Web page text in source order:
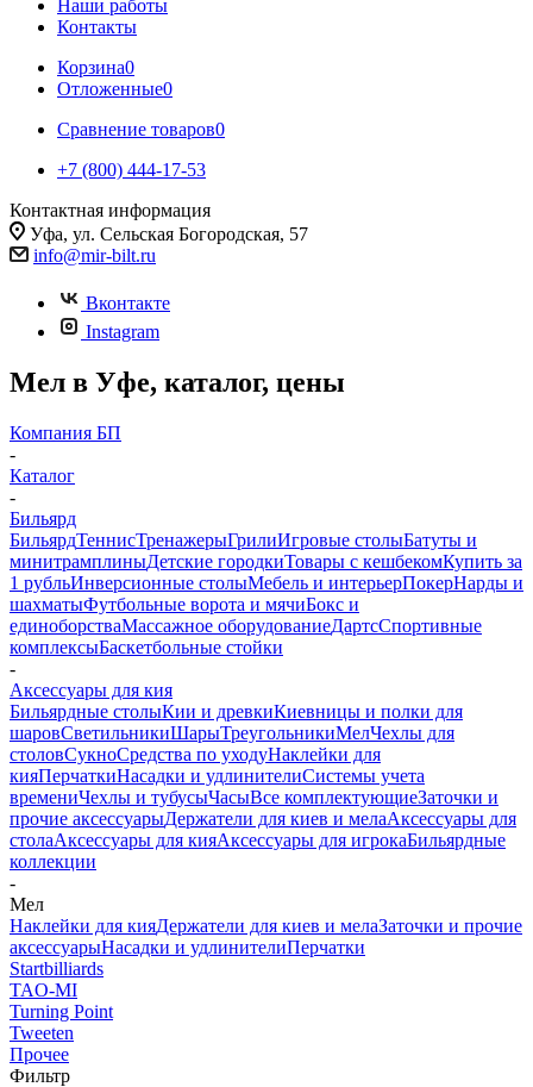
Наши работы
Контакты
Корзина0
Отложенные0
Сравнение товаров0
+7 (800) 444-17-53
Контактная информация
Уфа, ул. Сельская Богородская, 57
info@mir-bilt.ru
Вконтакте
Instagram
Мел в Уфе, каталог, цены
Компания БП
-
Каталог
-
Бильярд
БильярдТеннисТренажерыГрилиИгровые столыБатуты и
минитрамплиныДетские городкиТовары с кешбекомКупить за
1 рубльИнверсионные столыМебель и интерьерПокерНарды и
шахматыФутбольные ворота и мячиБокс и
единоборстваМассажное оборудованиеДартсСпортивные
комплексыБаскетбольные стойки
-
Аксессуары для кия
Бильярдные столыКии и древкиКиевницы и полки для
шаровСветильникиШарыТреугольникиМелЧехлы для
столовСукноСредства по уходуНаклейки для
кияПерчаткиНасадки и удлинителиСистемы учета
времениЧехлы и тубусыЧасыВсе комплектующиеЗаточки и
прочие аксессуарыДержатели для киев и мелаАксессуары для
столаАксессуары для кияАксессуары для игрокаБильярдные
коллекции
-
Мел
Наклейки для кияДержатели для киев и мелаЗаточки и прочие
аксессуарыНасадки и удлинителиПерчатки
Startbilliards
TAO-MI
Turning Point
Tweeten
Прочее
Фильтр